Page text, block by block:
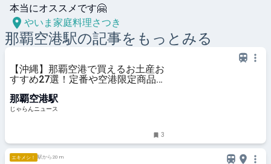
本当にオススメです🤗
やいま家庭料理さつき
那覇空港駅の記事をもっとみる
【沖縄】那覇空港で買えるお土産お
すすめ27選！定番や空港限定商品
ス
那覇空港駅
じゃらんニュース
3
エキメシ！ 駅から20 m